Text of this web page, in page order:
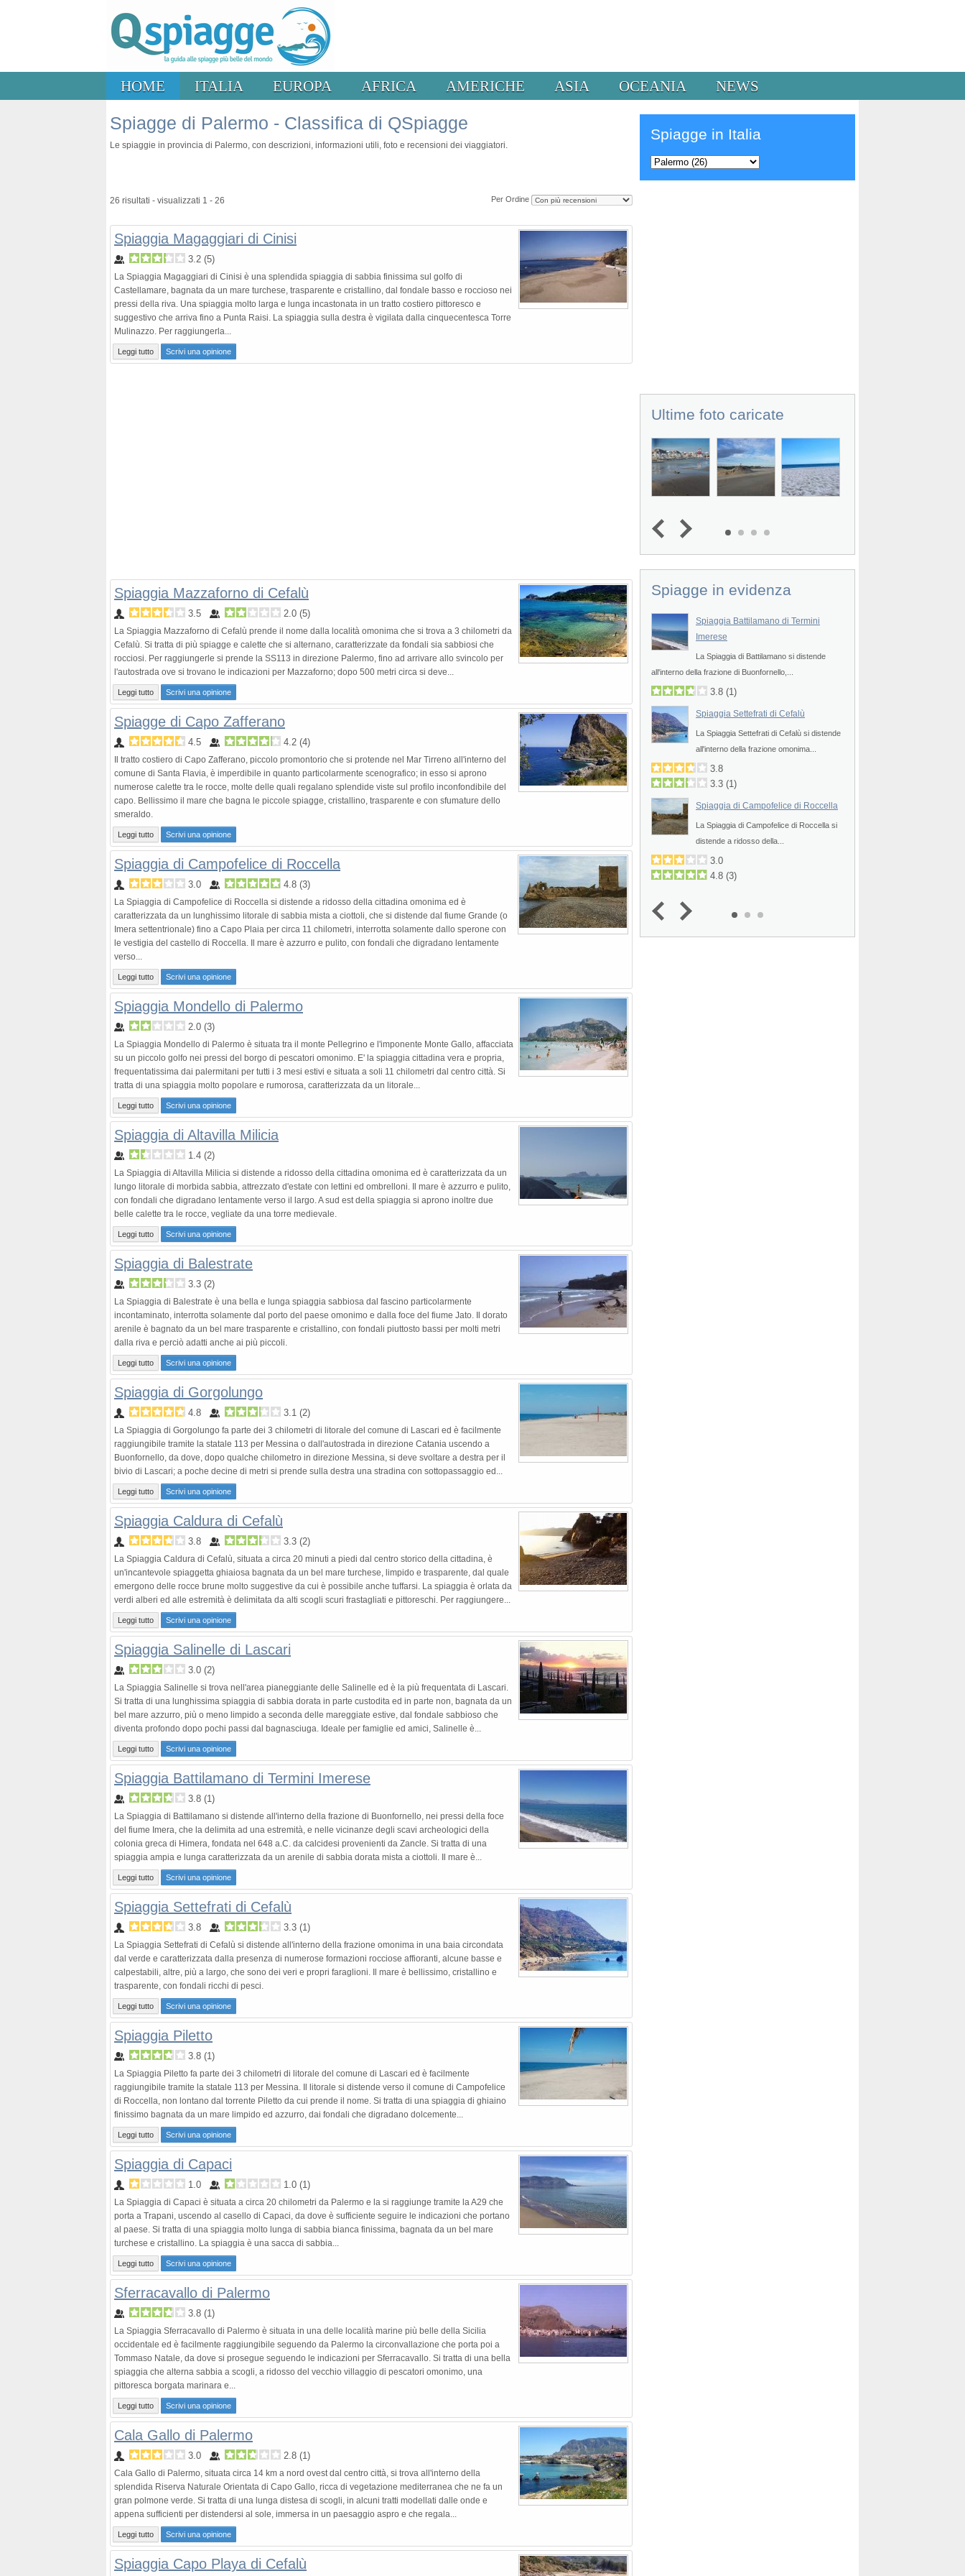
HOME ITALIA EUROPA AFRICA AMERICHE ASIA OCEANIA NEWS
Spiagge di Palermo - Classifica di QSpiagge
Le spiaggie in provincia di Palermo, con descrizioni, informazioni utili, foto e recensioni dei viaggiatori.
26 risultati - visualizzati 1 - 26 Per Ordine
Spiaggia Magaggiari di Cinisi
3.2 (5)
La Spiaggia Magaggiari di Cinisi è una splendida spiaggia di sabbia finissima sul golfo di
Castellamare, bagnata da un mare turchese, trasparente e cristallino, dal fondale basso e roccioso nei
pressi della riva. Una spiaggia molto larga e lunga incastonata in un tratto costiero pittoresco e
suggestivo che arriva fino a Punta Raisi. La spiaggia sulla destra è vigilata dalla cinquecentesca Torre
Mulinazzo. Per raggiungerla...
Leggi tutto Scrivi una opinione
Spiaggia Mazzaforno di Cefalù
3.5 2.0 (5)
La Spiaggia Mazzaforno di Cefalù prende il nome dalla località omonima che si trova a 3 chilometri da
Cefalù. Si tratta di più spiagge e calette che si alternano, caratterizzate da fondali sia sabbiosi che
rocciosi. Per raggiungerle si prende la SS113 in direzione Palermo, fino ad arrivare allo svincolo per
l'autostrada ove si trovano le indicazioni per Mazzaforno; dopo 500 metri circa si deve...
Leggi tutto Scrivi una opinione
Spiagge di Capo Zafferano
4.5 4.2 (4)
Il tratto costiero di Capo Zafferano, piccolo promontorio che si protende nel Mar Tirreno all'interno del
comune di Santa Flavia, è imperdibile in quanto particolarmente scenografico; in esso si aprono
numerose calette tra le rocce, molte delle quali regalano splendide viste sul profilo inconfondibile del
capo. Bellissimo il mare che bagna le piccole spiagge, cristallino, trasparente e con sfumature dello
smeraldo.
Leggi tutto Scrivi una opinione
Spiaggia di Campofelice di Roccella
3.0 4.8 (3)
La Spiaggia di Campofelice di Roccella si distende a ridosso della cittadina omonima ed è
caratterizzata da un lunghissimo litorale di sabbia mista a ciottoli, che si distende dal fiume Grande (o
Imera settentrionale) fino a Capo Plaia per circa 11 chilometri, interrotta solamente dallo sperone con
le vestigia del castello di Roccella. Il mare è azzurro e pulito, con fondali che digradano lentamente
verso...
Leggi tutto Scrivi una opinione
Spiaggia Mondello di Palermo
2.0 (3)
La Spiaggia Mondello di Palermo è situata tra il monte Pellegrino e l'imponente Monte Gallo, affacciata
su un piccolo golfo nei pressi del borgo di pescatori omonimo. E' la spiaggia cittadina vera e propria,
frequentatissima dai palermitani per tutti i 3 mesi estivi e situata a soli 11 chilometri dal centro città. Si
tratta di una spiaggia molto popolare e rumorosa, caratterizzata da un litorale...
Leggi tutto Scrivi una opinione
Spiaggia di Altavilla Milicia
1.4 (2)
La Spiaggia di Altavilla Milicia si distende a ridosso della cittadina omonima ed è caratterizzata da un
lungo litorale di morbida sabbia, attrezzato d'estate con lettini ed ombrelloni. Il mare è azzurro e pulito,
con fondali che digradano lentamente verso il largo. A sud est della spiaggia si aprono inoltre due
belle calette tra le rocce, vegliate da una torre medievale.
Leggi tutto Scrivi una opinione
Spiaggia di Balestrate
3.3 (2)
La Spiaggia di Balestrate è una bella e lunga spiaggia sabbiosa dal fascino particolarmente
incontaminato, interrotta solamente dal porto del paese omonimo e dalla foce del fiume Jato. Il dorato
arenile è bagnato da un bel mare trasparente e cristallino, con fondali piuttosto bassi per molti metri
dalla riva e perciò adatti anche ai più piccoli.
Leggi tutto Scrivi una opinione
Spiaggia di Gorgolungo
4.8 3.1 (2)
La Spiaggia di Gorgolungo fa parte dei 3 chilometri di litorale del comune di Lascari ed è facilmente
raggiungibile tramite la statale 113 per Messina o dall'autostrada in direzione Catania uscendo a
Buonfornello, da dove, dopo qualche chilometro in direzione Messina, si deve svoltare a destra per il
bivio di Lascari; a poche decine di metri si prende sulla destra una stradina con sottopassaggio ed...
Leggi tutto Scrivi una opinione
Spiaggia Caldura di Cefalù
3.8 3.3 (2)
La Spiaggia Caldura di Cefalù, situata a circa 20 minuti a piedi dal centro storico della cittadina, è
un'incantevole spiaggetta ghiaiosa bagnata da un bel mare turchese, limpido e trasparente, dal quale
emergono delle rocce brune molto suggestive da cui è possibile anche tuffarsi. La spiaggia è orlata da
verdi alberi ed alle estremità è delimitata da alti scogli scuri frastagliati e pittoreschi. Per raggiungere...
Leggi tutto Scrivi una opinione
Spiaggia Salinelle di Lascari
3.0 (2)
La Spiaggia Salinelle si trova nell'area pianeggiante delle Salinelle ed è la più frequentata di Lascari.
Si tratta di una lunghissima spiaggia di sabbia dorata in parte custodita ed in parte non, bagnata da un
bel mare azzurro, più o meno limpido a seconda delle mareggiate estive, dal fondale sabbioso che
diventa profondo dopo pochi passi dal bagnasciuga. Ideale per famiglie ed amici, Salinelle è...
Leggi tutto Scrivi una opinione
Spiaggia Battilamano di Termini Imerese
3.8 (1)
La Spiaggia di Battilamano si distende all'interno della frazione di Buonfornello, nei pressi della foce
del fiume Imera, che la delimita ad una estremità, e nelle vicinanze degli scavi archeologici della
colonia greca di Himera, fondata nel 648 a.C. da calcidesi provenienti da Zancle. Si tratta di una
spiaggia ampia e lunga caratterizzata da un arenile di sabbia dorata mista a ciottoli. Il mare è...
Leggi tutto Scrivi una opinione
Spiaggia Settefrati di Cefalù
3.8 3.3 (1)
La Spiaggia Settefrati di Cefalù si distende all'interno della frazione omonima in una baia circondata
dal verde e caratterizzata dalla presenza di numerose formazioni rocciose affioranti, alcune basse e
calpestabili, altre, più a largo, che sono dei veri e propri faraglioni. Il mare è bellissimo, cristallino e
trasparente, con fondali ricchi di pesci.
Leggi tutto Scrivi una opinione
Spiaggia Piletto
3.8 (1)
La Spiaggia Piletto fa parte dei 3 chilometri di litorale del comune di Lascari ed è facilmente
raggiungibile tramite la statale 113 per Messina. Il litorale si distende verso il comune di Campofelice
di Roccella, non lontano dal torrente Piletto da cui prende il nome. Si tratta di una spiaggia di ghiaino
finissimo bagnata da un mare limpido ed azzurro, dai fondali che digradano dolcemente...
Leggi tutto Scrivi una opinione
Spiaggia di Capaci
1.0 1.0 (1)
La Spiaggia di Capaci è situata a circa 20 chilometri da Palermo e la si raggiunge tramite la A29 che
porta a Trapani, uscendo al casello di Capaci, da dove è sufficiente seguire le indicazioni che portano
al paese. Si tratta di una spiaggia molto lunga di sabbia bianca finissima, bagnata da un bel mare
turchese e cristallino. La spiaggia è una sacca di sabbia...
Leggi tutto Scrivi una opinione
Sferracavallo di Palermo
3.8 (1)
La Spiaggia Sferracavallo di Palermo è situata in una delle località marine più belle della Sicilia
occidentale ed è facilmente raggiungibile seguendo da Palermo la circonvallazione che porta poi a
Tommaso Natale, da dove si prosegue seguendo le indicazioni per Sferracavallo. Si tratta di una bella
spiaggia che alterna sabbia a scogli, a ridosso del vecchio villaggio di pescatori omonimo, una
pittoresca borgata marinara e...
Leggi tutto Scrivi una opinione
Cala Gallo di Palermo
3.0 2.8 (1)
Cala Gallo di Palermo, situata circa 14 km a nord ovest dal centro città, si trova all'interno della
splendida Riserva Naturale Orientata di Capo Gallo, ricca di vegetazione mediterranea che ne fa un
gran polmone verde. Si tratta di una lunga distesa di scogli, in alcuni tratti modellati dalle onde e
appena sufficienti per distendersi al sole, immersa in un paesaggio aspro e che regala...
Leggi tutto Scrivi una opinione
Spiaggia Capo Playa di Cefalù
Spiagge in Italia
Ultime foto caricate
Next
Spiagge in evidenza
Punta Spalmatore di Ustica
La suggestiva Punta Spalmatore si trova
lungo il versante più occidentale...
La Spiaggia di Isola delle Femmine deve il
proprio nome, così...
3.5
Spiaggia La Praiola di Terrasini
La Spiaggia La Praiola di Terrasini è una
Spiaggia Battilamano di Termini
Imerese
La Spiaggia di Battilamano si distende
all'interno della frazione di Buonfornello,...
3.8 (1)
Spiaggia Settefrati di Cefalù
La Spiaggia Settefrati di Cefalù si distende
all'interno della frazione omonima...
3.8
3.3 (1)
Spiaggia di Campofelice di Roccella
La Spiaggia di Campofelice di Roccella si
distende a ridosso della...
3.0
4.8 (3)
Next
1 2 3